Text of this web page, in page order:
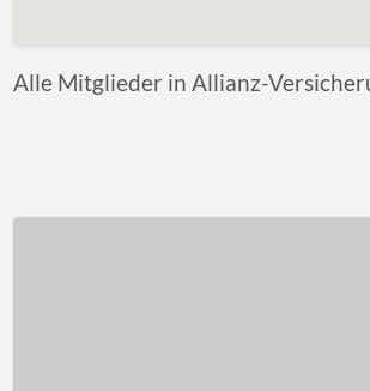
Alle Mitglieder in Allianz-